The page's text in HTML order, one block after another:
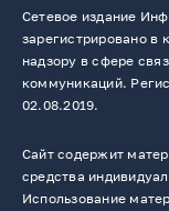
Сетевое издание
зарегистрировано
надзору в сфере
коммуникаций.
02.08.2019.
Сайт содержит
средства
Использование